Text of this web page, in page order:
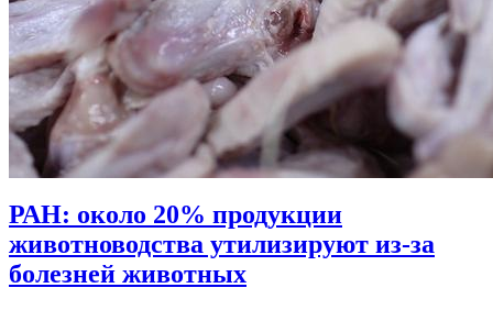
РАН: около 20% продукции
животноводства утилизируют из-за
болезней животных